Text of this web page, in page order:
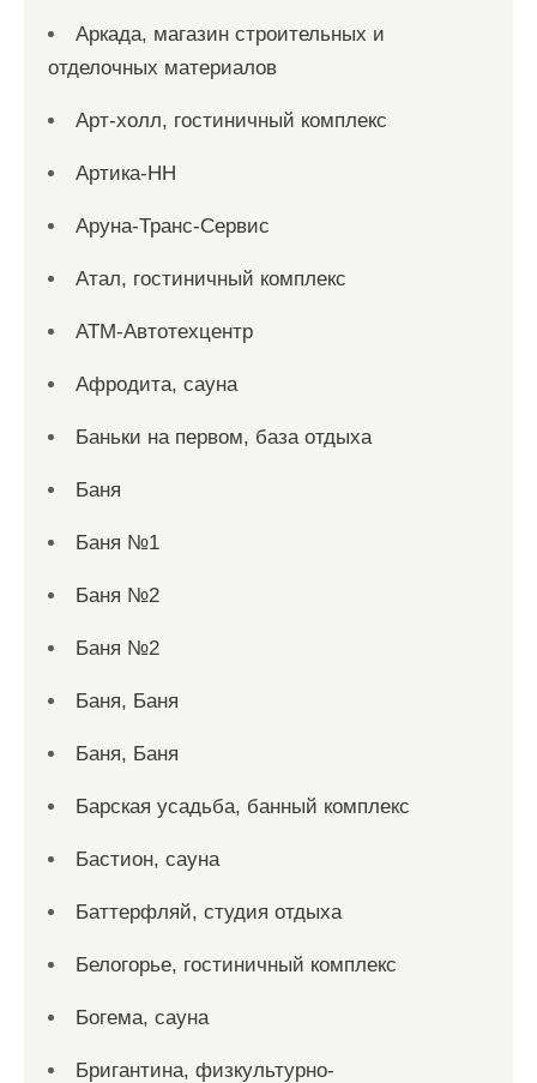
Аркада, магазин строительных и
отделочных материалов
Арт-холл, гостиничный комплекс
Артика-НН
Аруна-Транс-Сервис
Атал, гостиничный комплекс
АТМ-Автотехцентр
Афродита, сауна
Баньки на первом, база отдыха
Баня
Баня №1
Баня №2
Баня №2
Баня, Баня
Баня, Баня
Барская усадьба, банный комплекс
Бастион, сауна
Баттерфляй, студия отдыха
Белогорье, гостиничный комплекс
Богема, сауна
Бригантина, физкультурно-